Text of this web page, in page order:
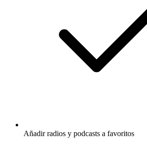
Añadir radios y podcasts a favoritos